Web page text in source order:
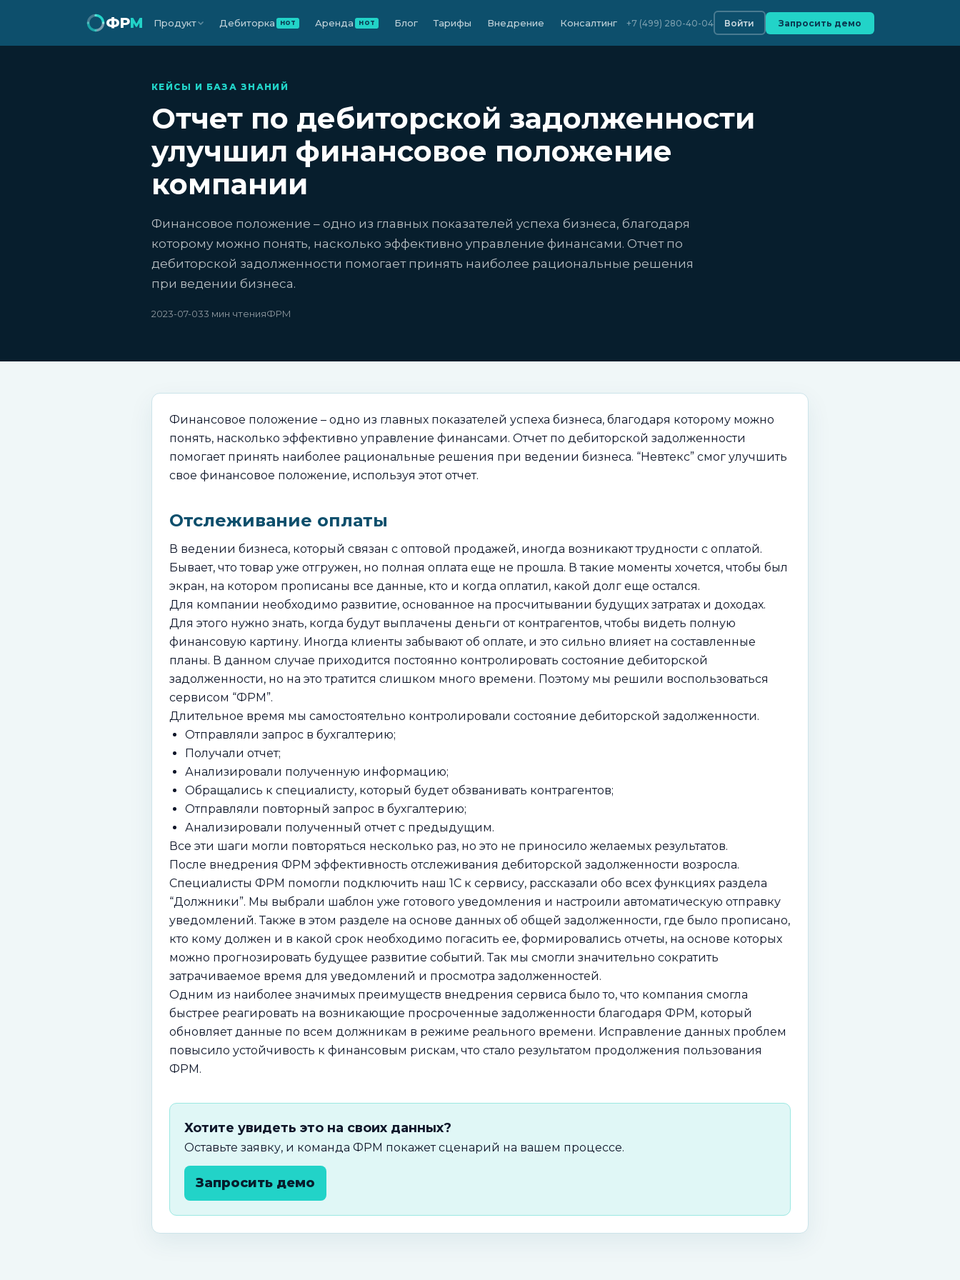
ФРМ Продукт Дебиторка HOT Аренда HOT Блог Тарифы Внедрение Консалтинг +7 (499) 280-40-04 Войти Запросить демо
КЕЙСЫ И БАЗА ЗНАНИЙ
Отчет по дебиторской задолженности
улучшил финансовое положение
компании
Финансовое положение – одно из главных показателей успеха бизнеса, благодаря
которому можно понять, насколько эффективно управление финансами. Отчет по
дебиторской задолженности помогает принять наиболее рациональные решения
при ведении бизнеса.
2023-07-033 мин чтенияФРМ
Финансовое положение – одно из главных показателей успеха бизнеса, благодаря которому можно
понять, насколько эффективно управление финансами. Отчет по дебиторской задолженности
помогает принять наиболее рациональные решения при ведении бизнеса. “Невтекс” смог улучшить
свое финансовое положение, используя этот отчет.
Отслеживание оплаты
В ведении бизнеса, который связан с оптовой продажей, иногда возникают трудности с оплатой.
Бывает, что товар уже отгружен, но полная оплата еще не прошла. В такие моменты хочется, чтобы был
экран, на котором прописаны все данные, кто и когда оплатил, какой долг еще остался.
Для компании необходимо развитие, основанное на просчитывании будущих затратах и доходах.
Для этого нужно знать, когда будут выплачены деньги от контрагентов, чтобы видеть полную
финансовую картину. Иногда клиенты забывают об оплате, и это сильно влияет на составленные
планы. В данном случае приходится постоянно контролировать состояние дебиторской
задолженности, но на это тратится слишком много времени. Поэтому мы решили воспользоваться
сервисом “ФРМ”.
Длительное время мы самостоятельно контролировали состояние дебиторской задолженности.
Отправляли запрос в бухгалтерию;
Получали отчет;
Анализировали полученную информацию;
Обращались к специалисту, который будет обзванивать контрагентов;
Отправляли повторный запрос в бухгалтерию;
Анализировали полученный отчет с предыдущим.
Все эти шаги могли повторяться несколько раз, но это не приносило желаемых результатов.
После внедрения ФРМ эффективность отслеживания дебиторской задолженности возросла.
Специалисты ФРМ помогли подключить наш 1С к сервису, рассказали обо всех функциях раздела
“Должники”. Мы выбрали шаблон уже готового уведомления и настроили автоматическую отправку
уведомлений. Также в этом разделе на основе данных об общей задолженности, где было прописано,
кто кому должен и в какой срок необходимо погасить ее, формировались отчеты, на основе которых
можно прогнозировать будущее развитие событий. Так мы смогли значительно сократить
затрачиваемое время для уведомлений и просмотра задолженностей.
Одним из наиболее значимых преимуществ внедрения сервиса было то, что компания смогла
быстрее реагировать на возникающие просроченные задолженности благодаря ФРМ, который
обновляет данные по всем должникам в режиме реального времени. Исправление данных проблем
повысило устойчивость к финансовым рискам, что стало результатом продолжения пользования
ФРМ.
Хотите увидеть это на своих данных?
Оставьте заявку, и команда ФРМ покажет сценарий на вашем процессе.
Запросить демо